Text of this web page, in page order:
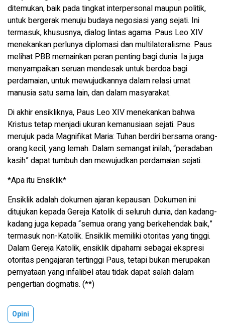
ditemukan, baik pada tingkat interpersonal maupun politik,
untuk bergerak menuju budaya negosiasi yang sejati. Ini
termasuk, khususnya, dialog lintas agama. Paus Leo XIV
menekankan perlunya diplomasi dan multilateralisme. Paus
melihat PBB memainkan peran penting bagi dunia. Ia juga
menyampaikan seruan mendesak untuk berdoa bagi
perdamaian, untuk mewujudkannya dalam relasi umat
manusia satu sama lain, dan dalam masyarakat.
Di akhir ensikliknya, Paus Leo XIV menekankan bahwa
Kristus tetap menjadi ukuran kemanusiaan sejati. Paus
merujuk pada Magnifikat Maria: Tuhan berdiri bersama orang-
orang kecil, yang lemah. Dalam semangat inilah, “peradaban
kasih” dapat tumbuh dan mewujudkan perdamaian sejati.
*Apa itu Ensiklik*
Ensiklik adalah dokumen ajaran kepausan. Dokumen ini
ditujukan kepada Gereja Katolik di seluruh dunia, dan kadang-
kadang juga kepada “semua orang yang berkehendak baik,”
termasuk non-Katolik. Ensiklik memiliki otoritas yang tinggi.
Dalam Gereja Katolik, ensiklik dipahami sebagai ekspresi
otoritas pengajaran tertinggi Paus, tetapi bukan merupakan
pernyataan yang infalibel atau tidak dapat salah dalam
pengertian dogmatis. (**)
Opini